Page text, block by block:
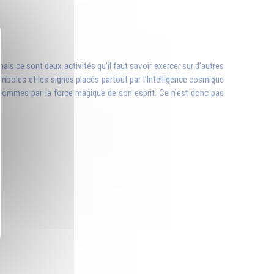
ce sont deux activités qu’il faut savoir exercer sur d’autres
et les signes placés partout par l’Intelligence cosmique
par la force magique de son esprit. Ce n’est donc pas